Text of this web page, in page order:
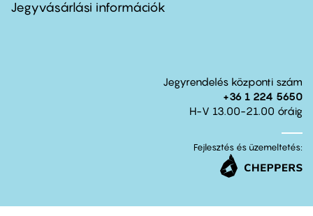
Jegyvásárlási információk
Jegyrendelés központi szám
+36 1 224 5650
H-V 13.00-21.00 óráig
Fejlesztés és üzemeltetés: